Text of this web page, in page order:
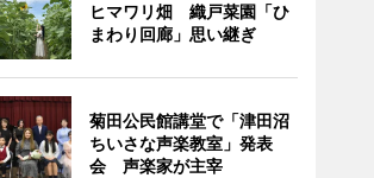
ヒマワリ畑 織戸菜園「ひ
まわり回廊」思い継ぎ
菊田公民館講堂で「津田沼
ちいさな声楽教室」発表
会 声楽家が主宰